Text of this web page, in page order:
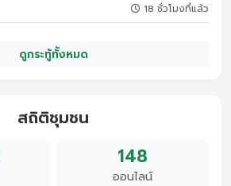
18 ชั่วโมงที่แล้ว
ดูกระทู้ทั้งหมด
สถิติชุมชน
148
ออนไลน์